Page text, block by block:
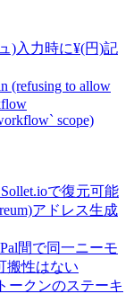
)入力時に¥(円)記
(refusing to allow
scope)
で復元可能
アドレス生成
間で同一ニーモ
搬性はない
ークンのステーキ